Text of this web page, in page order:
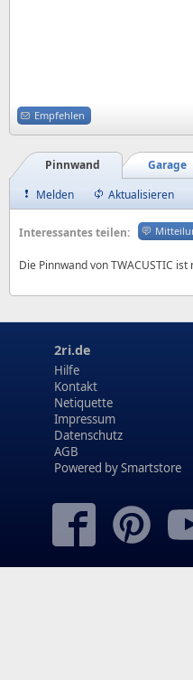
Empfehlen
Garage
Pinnwand
Melden
Aktualisieren
Interessantes teilen:
Die Pinnwand von TWACUSTIC ist
2ri.de
Hilfe
Kontakt
Netiquette
Impressum
Datenschutz
AGB
Powered bySmartstore